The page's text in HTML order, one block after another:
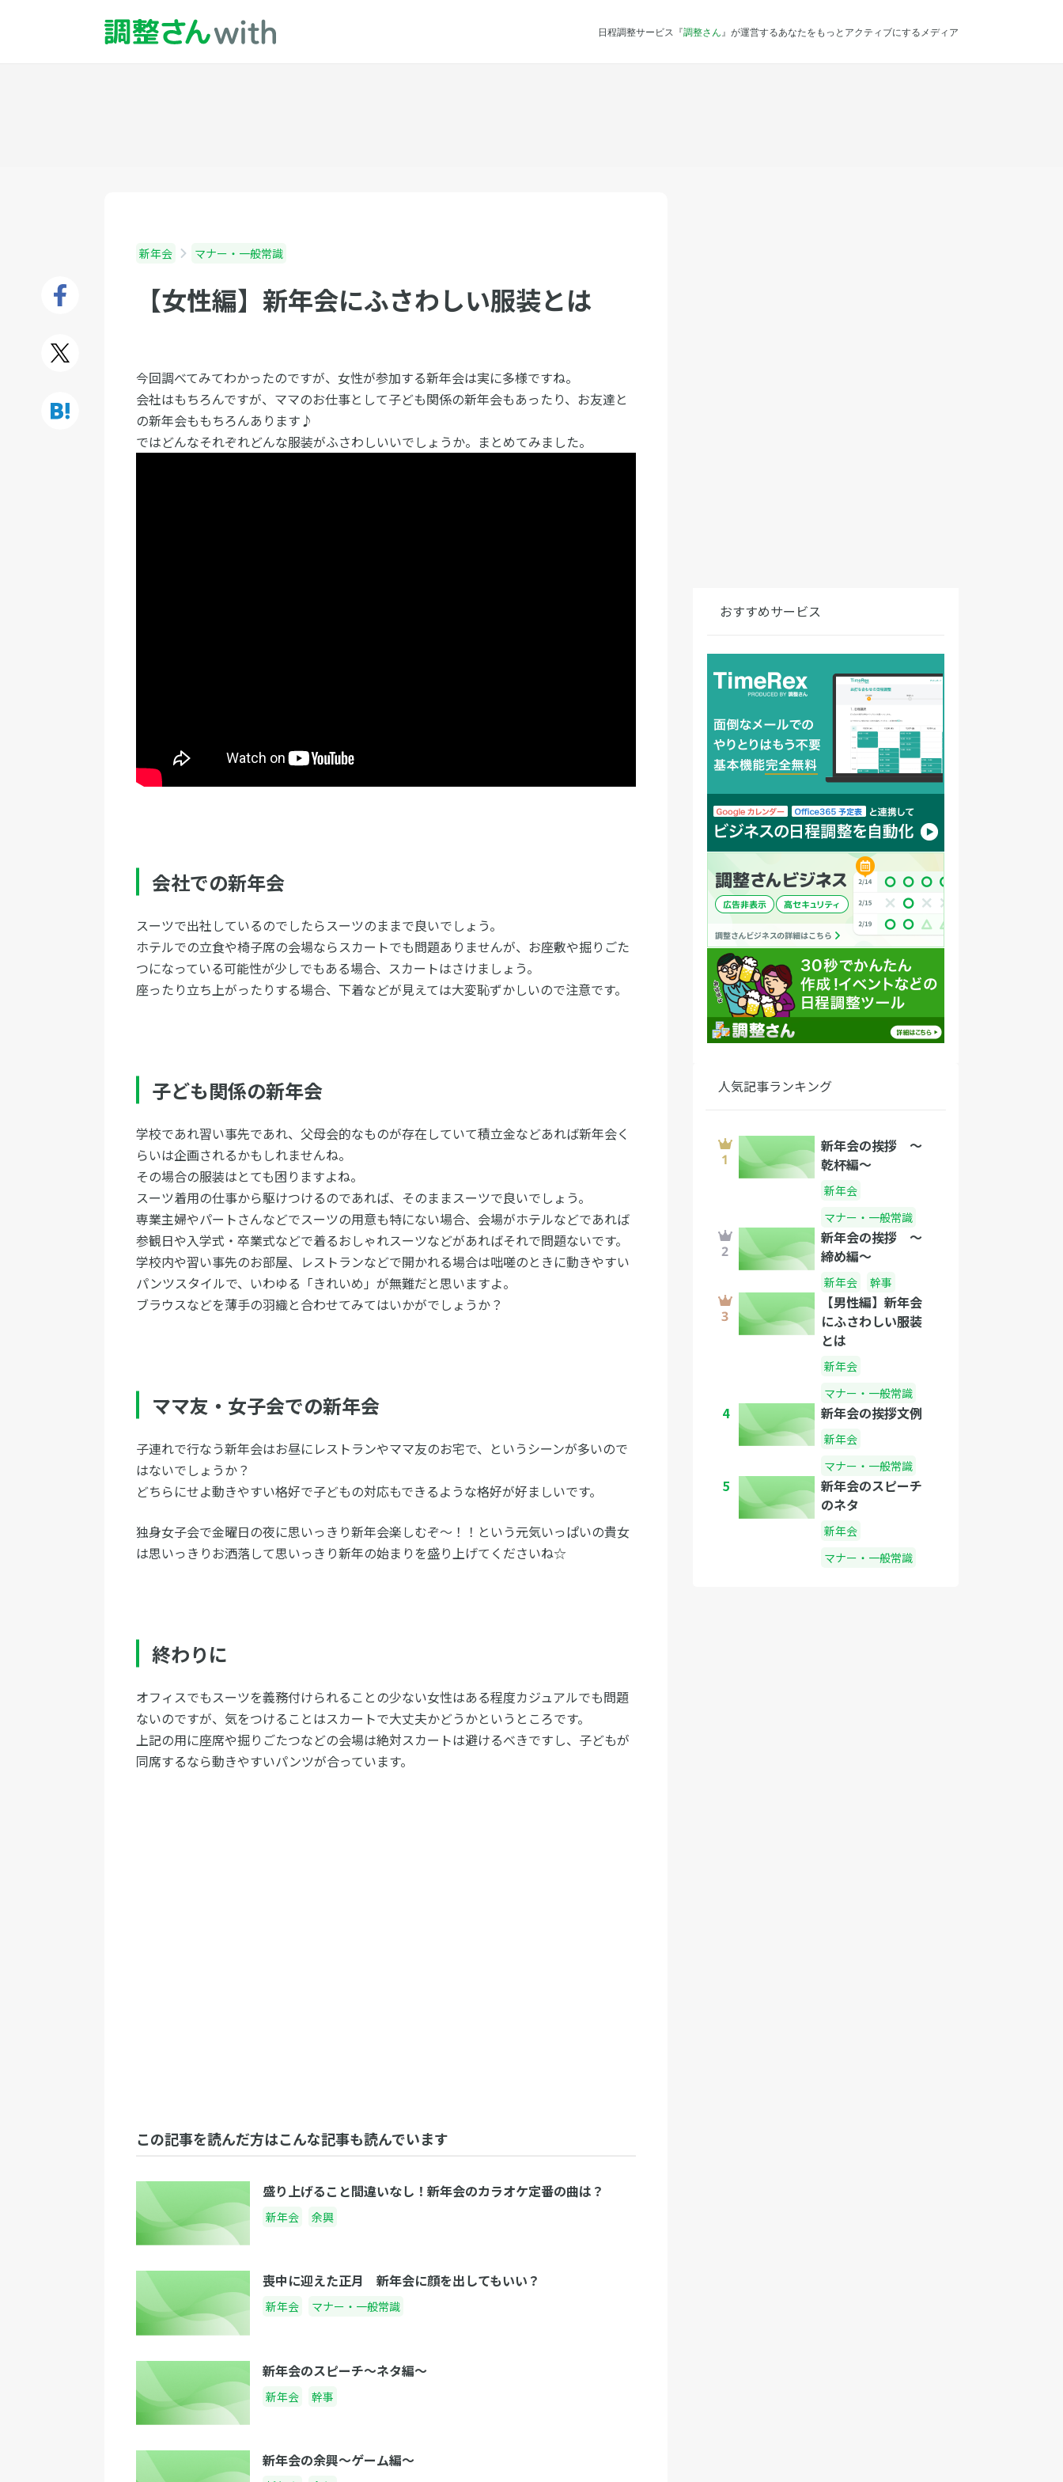
日程調整サービス『調整さん 』が運営するあなたをもっとアクティブにするメディア
新年会 マナー・一般常識
【女性編】新年会にふさわしい服装とは
今回調べてみてわかったのですが、女性が参加する新年会は実に多様ですね。
会社はもちろんですが、ママのお仕事として子ども関係の新年会もあったり、お友達と
の新年会ももちろんあります♪
ではどんなそれぞれどんな服装がふさわしいいでしょうか。まとめてみました。
会社での新年会
スーツで出社しているのでしたらスーツのままで良いでしょう。
ホテルでの立食や椅子席の会場ならスカートでも問題ありませんが、お座敷や掘りごた
つになっている可能性が少しでもある場合、スカートはさけましょう。
座ったり立ち上がったりする場合、下着などが見えては大変恥ずかしいので注意です。
子ども関係の新年会
学校であれ習い事先であれ、父母会的なものが存在していて積立金などあれば新年会く
らいは企画されるかもしれませんね。
その場合の服装はとても困りますよね。
スーツ着用の仕事から駆けつけるのであれば、そのままスーツで良いでしょう。
専業主婦やパートさんなどでスーツの用意も特にない場合、会場がホテルなどであれば
参観日や入学式・卒業式などで着るおしゃれスーツなどがあればそれで問題ないです。
学校内や習い事先のお部屋、レストランなどで開かれる場合は咄嗟のときに動きやすい
パンツスタイルで、いわゆる「きれいめ」が無難だと思いますよ。
ブラウスなどを薄手の羽織と合わせてみてはいかがでしょうか？
ママ友・女子会での新年会
子連れで行なう新年会はお昼にレストランやママ友のお宅で、というシーンが多いので
はないでしょうか？
どちらにせよ動きやすい格好で子どもの対応もできるような格好が好ましいです。
独身女子会で金曜日の夜に思いっきり新年会楽しむぞ～！！という元気いっぱいの貴女
は思いっきりお洒落して思いっきり新年の始まりを盛り上げてくださいね☆
終わりに
オフィスでもスーツを義務付けられることの少ない女性はある程度カジュアルでも問題
ないのですが、気をつけることはスカートで大丈夫かどうかというところです。
上記の用に座席や掘りごたつなどの会場は絶対スカートは避けるべきですし、子どもが
同席するなら動きやすいパンツが合っています。
この記事を読んだ方はこんな記事も読んでいます
盛り上げること間違いなし！新年会のカラオケ定番の曲は？
新年会 余興
喪中に迎えた正月 新年会に顔を出してもいい？
新年会 マナー・一般常識
新年会のスピーチ〜ネタ編〜
新年会 幹事
新年会の余興〜ゲーム編〜
おすすめサービス
人気記事ランキング
新年会の挨拶 〜
乾杯編〜
新年会
マナー・一般常識
新年会の挨拶 〜
締め編〜
新年会 幹事
【男性編】新年会
にふさわしい服装
とは
新年会
マナー・一般常識
4 新年会の挨拶文例
新年会
マナー・一般常識
5
新年会のスピーチ
のネタ
新年会
マナー・一般常識